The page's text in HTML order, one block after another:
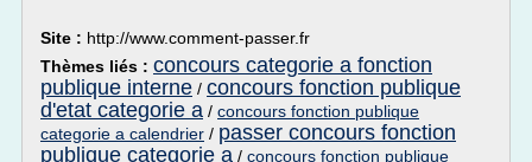
Site : http://www.comment-passer.fr
Thèmes liés : concours categorie a fonction
publique interne / concours fonction publique
d'etat categorie a / concours fonction publique
categorie a calendrier / passer concours fonction
publique categorie a / concours fonction publique